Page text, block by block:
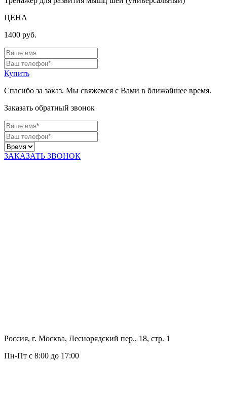
ЦЕНА
1400 руб.
Купить
Спасибо за заказ. Мы свяжемся с Вами в ближайшее время.
Заказать обратный звонок
ЗАКАЗАТЬ ЗВОНОК
Россия, г. Москва, Леснорядский пер., 18, стр. 1
Пн-Пт с 8:00 до 17:00